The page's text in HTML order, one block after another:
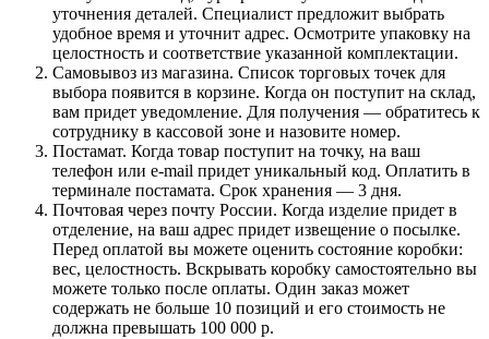
уточнения деталей. Специалист предложит выбрать
удобное время и уточнит адрес. Осмотрите упаковку на
целостность и соответствие указанной комплектации.
Самовывоз из магазина. Список торговых точек для
выбора появится в корзине. Когда он поступит на склад,
вам придет уведомление. Для получения — обратитесь к
сотруднику в кассовой зоне и назовите номер.
Постамат. Когда товар поступит на точку, на ваш
телефон или e-mail придет уникальный код. Оплатить в
терминале постамата. Срок хранения — 3 дня.
Почтовая через почту России. Когда изделие придет в
отделение, на ваш адрес придет извещение о посылке.
Перед оплатой вы можете оценить состояние коробки:
вес, целостность. Вскрывать коробку самостоятельно вы
можете только после оплаты. Один заказ может
содержать не больше 10 позиций и его стоимость не
должна превышать 100 000 р.